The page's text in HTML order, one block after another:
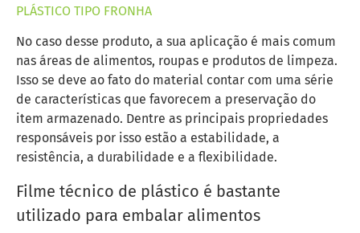
PLÁSTICO TIPO FRONHA
No caso desse produto, a sua aplicação é mais comum
nas áreas de alimentos, roupas e produtos de limpeza.
Isso se deve ao fato do material contar com uma série
de características que favorecem a preservação do
item armazenado. Dentre as principais propriedades
responsáveis por isso estão a estabilidade, a
resistência, a durabilidade e a flexibilidade.
Filme técnico de plástico é bastante
utilizado para embalar alimentos